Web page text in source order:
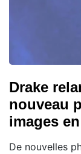
Drake
nouveau
images
De nouvelles